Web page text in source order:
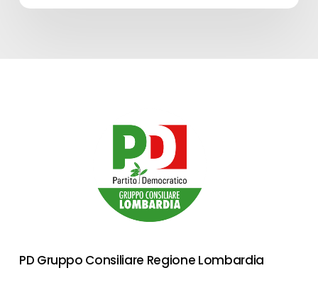
PD Gruppo Consiliare Regione Lombardia